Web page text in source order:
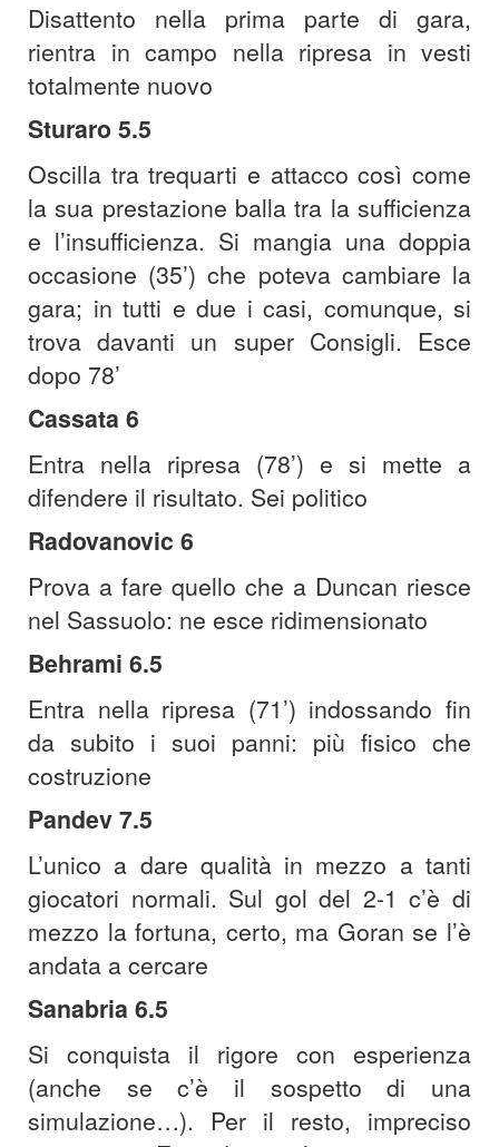
Disattento nella prima parte di gara,
rientra in campo nella ripresa in vesti
totalmente nuovo
Sturaro 5.5
Oscilla tra trequarti e attacco così come
la sua prestazione balla tra la sufficienza
e l’insufficienza. Si mangia una doppia
occasione (35’) che poteva cambiare la
gara; in tutti e due i casi, comunque, si
trova davanti un super Consigli. Esce
dopo 78’
Cassata 6
Entra nella ripresa (78’) e si mette a
difendere il risultato. Sei politico
Radovanovic 6
Prova a fare quello che a Duncan riesce
nel Sassuolo: ne esce ridimensionato
Behrami 6.5
Entra nella ripresa (71’) indossando fin
da subito i suoi panni: più fisico che
costruzione
Pandev 7.5
L’unico a dare qualità in mezzo a tanti
giocatori normali. Sul gol del 2-1 c’è di
mezzo la fortuna, certo, ma Goran se l’è
andata a cercare
Sanabria 6.5
Si conquista il rigore con esperienza
(anche se c’è il sospetto di una
simulazione…). Per il resto, impreciso